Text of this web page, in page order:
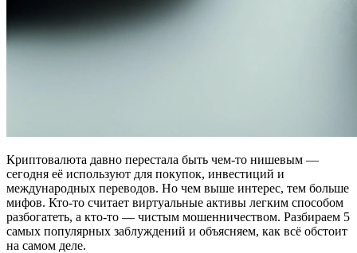
Криптовалюта давно перестала быть чем-то нишевым —
сегодня её используют для покупок, инвестиций и
международных переводов. Но чем выше интерес, тем больше
мифов. Кто-то считает виртуальные активы легким способом
разбогатеть, а кто-то — чистым мошенничеством. Разбираем 5
самых популярных заблуждений и объясняем, как всё обстоит
на самом деле.